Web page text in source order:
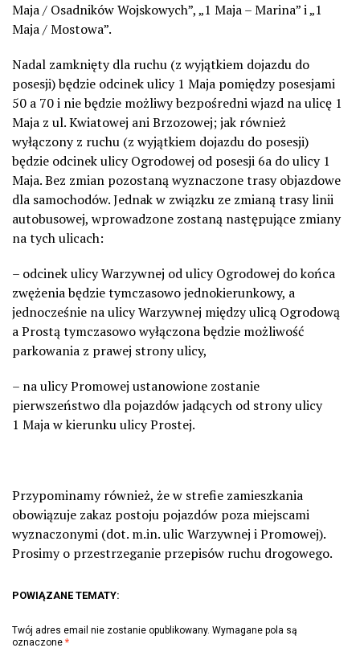
Maja / Osadników Wojskowych”, „1 Maja – Marina” i „1
Maja / Mostowa”.
Nadal zamknięty dla ruchu (z wyjątkiem dojazdu do
posesji) będzie odcinek ulicy 1 Maja pomiędzy posesjami
50 a 70 i nie będzie możliwy bezpośredni wjazd na ulicę 1
Maja z ul. Kwiatowej ani Brzozowej; jak również
wyłączony z ruchu (z wyjątkiem dojazdu do posesji)
będzie odcinek ulicy Ogrodowej od posesji 6a do ulicy 1
Maja. Bez zmian pozostaną wyznaczone trasy objazdowe
dla samochodów. Jednak w związku ze zmianą trasy linii
autobusowej, wprowadzone zostaną następujące zmiany
na tych ulicach:
– odcinek ulicy Warzywnej od ulicy Ogrodowej do końca
zwężenia będzie tymczasowo jednokierunkowy, a
jednocześnie na ulicy Warzywnej między ulicą Ogrodową
a Prostą tymczasowo wyłączona będzie możliwość
parkowania z prawej strony ulicy,
– na ulicy Promowej ustanowione zostanie
pierwszeństwo dla pojazdów jadących od strony ulicy
1 Maja w kierunku ulicy Prostej.
Przypominamy również, że w strefie zamieszkania
obowiązuje zakaz postoju pojazdów poza miejscami
wyznaczonymi (dot. m.in. ulic Warzywnej i Promowej).
Prosimy o przestrzeganie przepisów ruchu drogowego.
POWIĄZANE TEMATY:
Twój adres email nie zostanie opublikowany. Wymagane pola są
oznaczone *